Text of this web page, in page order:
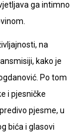
ga intimno
na
kako je
Po tom
i pjesničke
pjesme, u
bića i glasovi